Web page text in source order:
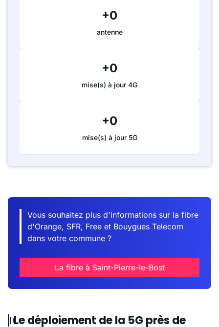
+0
antenne
+0
mise(s) à jour 4G
+0
mise(s) à jour 5G
Vous souhaitez plus d'informations sur la fibre
d'Orange, SFR, Free et Bouygues Telecom
dans votre commune ?
La fibre à Saint-Pierre-le-Bost
Le déploiement de la 5G près de